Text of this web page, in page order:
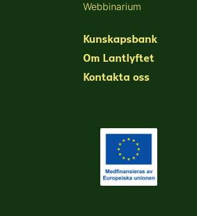
Webbinarium
Kunskapsbank
Om Lantlyftet
Kontakta oss